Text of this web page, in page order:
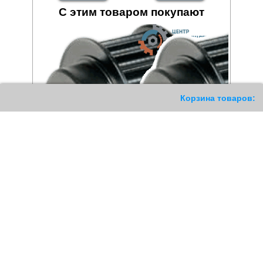
Корзина товаров:
С этим товаром покупают